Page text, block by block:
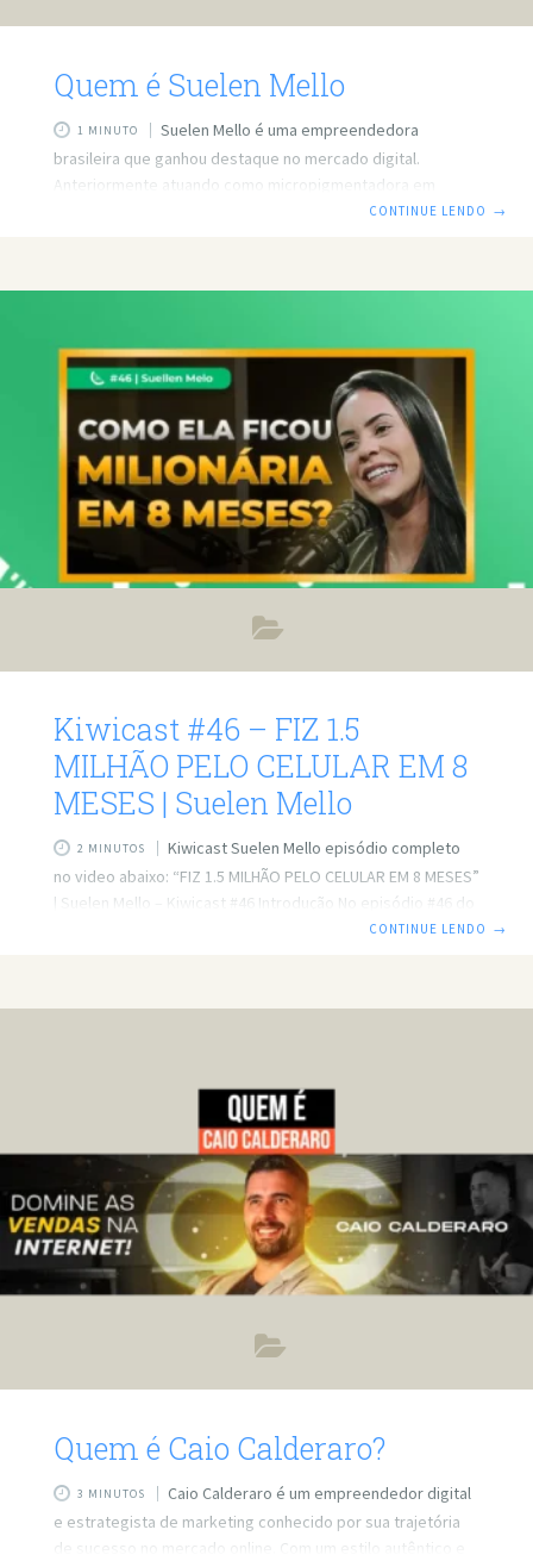
Quem é Suelen Mello
1 MINUTO
Suelen Mello é uma empreendedora
brasileira que ganhou destaque no mercado digital.
Anteriormente atuando como micropigmentadora em
Caxias do Sul, Rio Grande do Sul, ela enfrentou desafios
identificou oportunidades no marketing de afiliados,
ela, procuravam uma renda extra. Em aproximadamente
oito meses, ela alcançou a marca de R$ 1 milhão em
faturamento, utilizando apenas seu celular e uma conexão
com a
CONTINUE LENDO →
Kiwicast #46 – FIZ 1.5
MILHÃO PELO CELULAR EM 8
MESES | Suelen Mello
2 MINUTOS
Kiwicast Suelen Mello episódio completo
no video abaixo: “FIZ 1.5 MILHÃO PELO CELULAR EM 8 MESES”
| Suelen Mello – Kiwicast #46 Introdução No episódio #46 do
Kiwicast, Suelen Mello compartilha sua inspiradora
faturar 1.5 milhão de reais em apenas 8 meses, utilizando
durante o podcast, destacando as estratégias e
mentalidade que levaram
CONTINUE LENDO →
Quem é Caio Calderaro?
3 MINUTOS
Caio Calderaro é um empreendedor digital
e estrategista de marketing conhecido por sua trajetória
de sucesso no mercado online. Com um estilo autêntico e